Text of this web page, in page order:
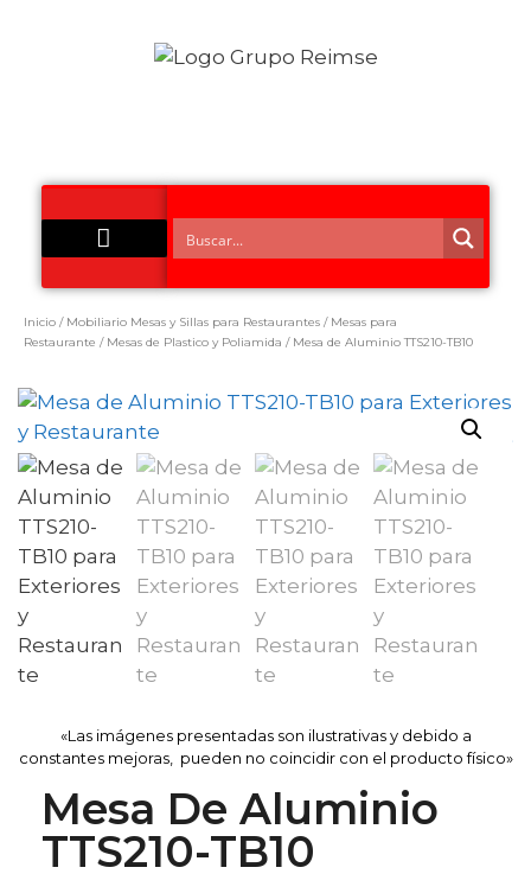
Inicio / Mobiliario Mesas y Sillas para Restaurantes / Mesas para
Restaurante / Mesas de Plastico y Poliamida / Mesa de Aluminio TTS210-TB10
«Las imágenes presentadas son ilustrativas y debido a
constantes mejoras, pueden no coincidir con el producto físico»
Mesa De Aluminio
TTS210-TB10